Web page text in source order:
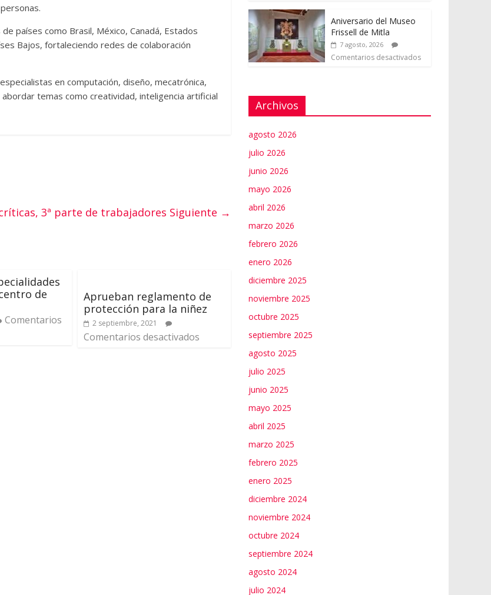
países como Brasil, México, Canadá, Estados
Bajos, fortaleciendo redes de colaboración
en computación, diseño, mecatrónica,
temas como creatividad, inteligencia artificial
3ª parte de trabajadores Siguiente →
de
Comentarios
Aprueban reglamento de
protección para la niñez
2 septiembre, 2021
Comentarios desactivados
Aniversario del Museo
Frissell de Mitla
7 agosto, 2026
Comentarios desactivados
Archivos
agosto 2026
julio 2026
junio 2026
mayo 2026
abril 2026
marzo 2026
febrero 2026
enero 2026
diciembre 2025
noviembre 2025
octubre 2025
septiembre 2025
agosto 2025
julio 2025
junio 2025
mayo 2025
abril 2025
marzo 2025
febrero 2025
enero 2025
diciembre 2024
noviembre 2024
octubre 2024
septiembre 2024
agosto 2024
julio 2024